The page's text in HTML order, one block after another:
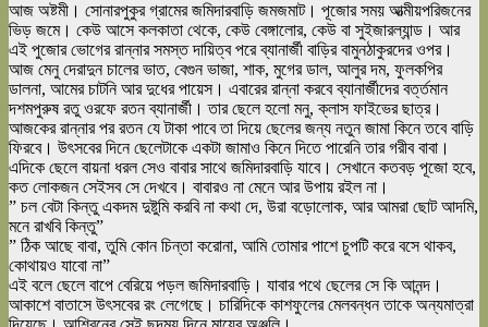
আজ অষ্টমী। সোনারপুকুর গ্রামের জমিদারবাড়ি জমজমাট। পূজোর সময় আত্মীয়পরিজনের
ভিড় জমে। কেউ আসে কলকাতা থেকে, কেউ বেঙ্গালোর, কেউ বা সুইজারল্যান্ড। আর
এই পুজোর ভোগের রান্নার সমস্ত দায়িত্ব পরে ব্যানার্জী বাড়ির বামুনঠাকুরদের ওপর।
আজ মেনু দেরাদুন চালের ভাত, বেগুন ভাজা, শাক, মুগের ডাল, আলুর দম, ফুলকপির
ডালনা, আমের চাটনি আর দুধের পায়েস। এবারের রান্না করবে ব্যানার্জীদের বর্ত্তমান
দশমপুরুষ রতু ওরফে রতন ব্যানার্জী। তার ছেলে হলো মনু, ক্লাস ফাইভের ছাত্র।
আজকের রান্নার পর রতন যে টাকা পাবে তা দিয়ে ছেলের জন্য নতুন জামা কিনে তবে বাড়ি
ফিরবে। উৎসবের দিনে ছেলেটাকে একটা জামাও কিনে দিতে পারেনি তার গরীব বাবা।
এদিকে ছেলে বায়না ধরল সেও বাবার সাথে জমিদারবাড়ি যাবে। সেখানে কতবড় পূজো হবে,
কত লোকজন সেইসব সে দেখবে। বাবারও না মেনে আর উপায় রইল না।
” চল বেটা কিন্তু একদম দুষ্টুমি করবি না কথা দে, উরা বড়োলোক, আর আমরা ছোট আদমি,
মনে রাখবি কিন্তু”
” ঠিক আছে বাবা, তুমি কোন চিন্তা করোনা, আমি তোমার পাশে চুপটি করে বসে থাকব,
কোথায়ও যাবো না”
এই বলে ছেলে বাপে বেরিয়ে পড়ল জমিদারবাড়ি। যাবার পথে ছেলের সে কি আনন্দ।
আকাশে বাতাসে উৎসবের রং লেগেছে। চারিদিকে কাশফুলের মেলবন্ধন তাকে অন্যমাত্রা